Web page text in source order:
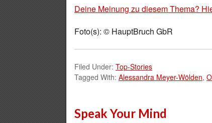
Deine Meinung zu diesem Thema?
Foto(s): © HauptBruch GbR
Filed Under: Top-Stories
Tagged With: Alessandra Meyer-Wölden,
Speak Your Mind